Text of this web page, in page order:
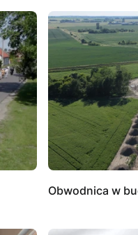
Obwodnica w